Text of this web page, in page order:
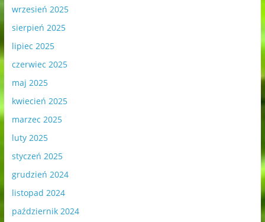
wrzesień 2025
sierpień 2025
lipiec 2025
czerwiec 2025
maj 2025
kwiecień 2025
marzec 2025
luty 2025
styczeń 2025
grudzień 2024
listopad 2024
październik 2024